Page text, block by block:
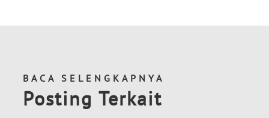
BACA SELENGKAPNYA
Posting Terkait